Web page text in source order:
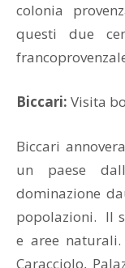
colonia
questi due
Biccari: Visita
Biccari
un paese
dominazione
popolazioni. Il
e aree
Caracciolo,